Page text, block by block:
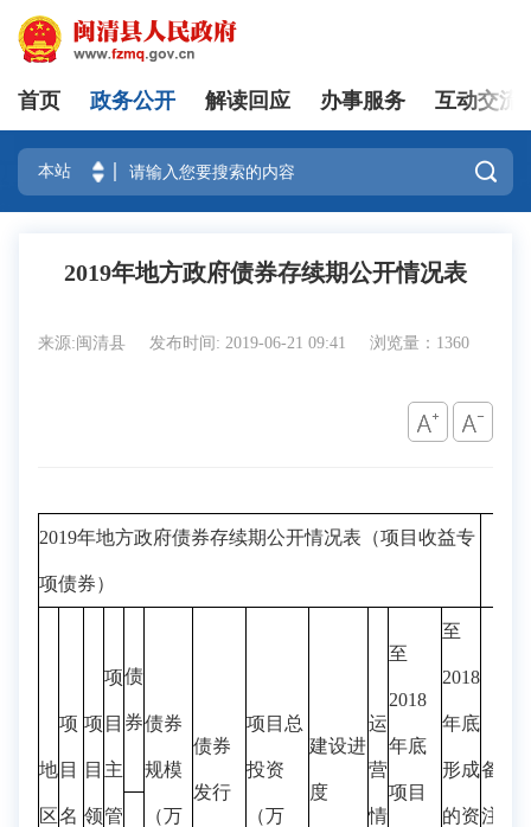
登录
首页 政务公开 解读回应 办事服务 互动交流

2019年地方政府债券存续期公开情况表
来源:闽清县 发布时间: 2019-06-21 09:41 浏览量：1360
2019年地方政府债券存续期公开情况表（项目收益专
项债券）
地
区
项
目
名
项
目
领
项
目
主
管
债
券债券
规模
（万
债券
发行
项目总
投资
（万
建设进
度
运
营
情
至
2018
年底
项目
至
2018
年底
形成
的资
备
注